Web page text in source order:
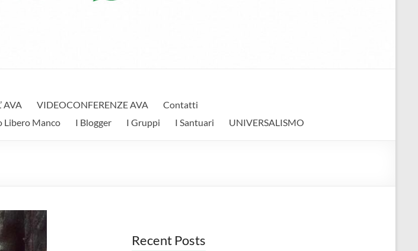
AVA VIDEOCONFERENZE AVA
Contatti
Libero Manco
I Blogger I Gruppi I Santuari UNIVERSALISMO
Recent Posts